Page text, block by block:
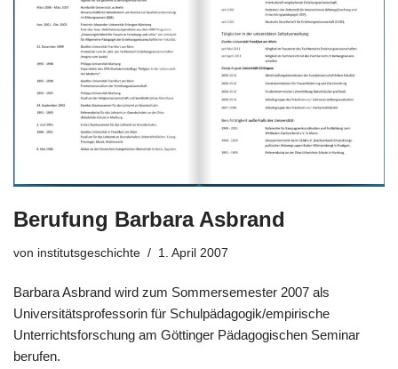
Berufung Barbara Asbrand
von institutsgeschichte 1. April 2007
Barbara Asbrand wird zum Sommersemester 2007 als
Universitätsprofessorin für Schulpädagogik/empirische
Unterrichtsforschung am Göttinger Pädagogischen Seminar
berufen.